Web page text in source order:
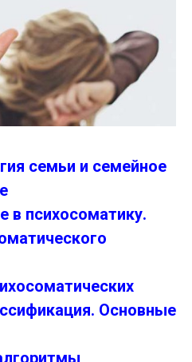
семьи и семейное
в психосоматику.
Основные